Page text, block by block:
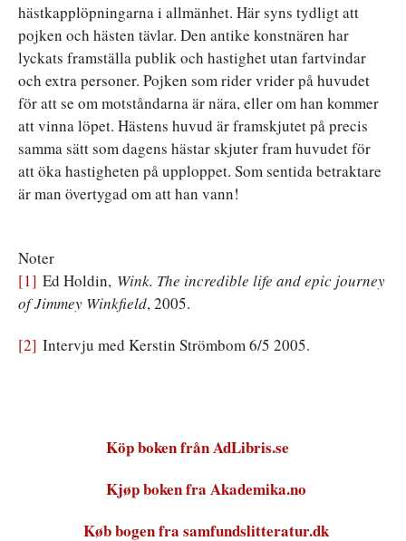
hästkapplöpningarna i allmänhet. Här syns tydligt att
pojken och hästen tävlar. Den antike konstnären har
lyckats framställa publik och hastighet utan fartvindar
och extra personer. Pojken som rider vrider på huvudet
för att se om motståndarna är nära, eller om han kommer
att vinna löpet. Hästens huvud är framskjutet på precis
samma sätt som dagens hästar skjuter fram huvudet för
att öka hastigheten på upploppet. Som sentida betraktare
är man övertygad om att han vann!
Noter
[1] Ed Holdin, Wink. The incredible life and epic journey
of Jimmey Winkfield, 2005.
[2] Intervju med Kerstin Strömbom 6/5 2005.
Köp boken från AdLibris.se
Kjøp boken fra Akademika.no
Køb bogen fra samfundslitteratur.dk